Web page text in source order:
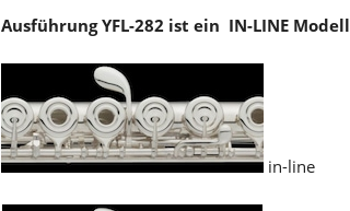
Ausführung YFL-282 ist ein IN-LINE Modell
in-line